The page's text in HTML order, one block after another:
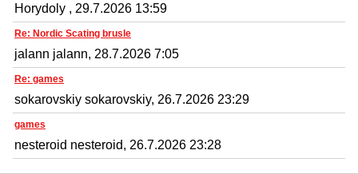
Horydoly , 29.7.2026 13:59
Re: Nordic Scating brusle
jalann jalann, 28.7.2026 7:05
Re: games
sokarovskiy sokarovskiy, 26.7.2026 23:29
games
nesteroid nesteroid, 26.7.2026 23:28